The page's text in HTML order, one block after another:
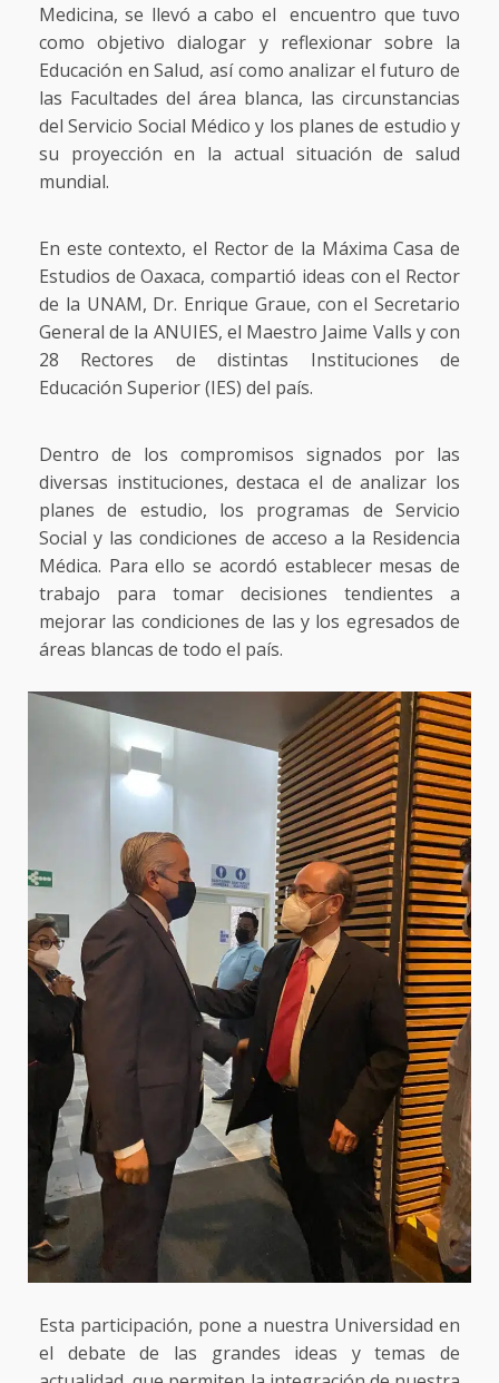
Medicina, se llevó a cabo el encuentro que tuvo
como objetivo dialogar y reflexionar sobre la
Educación en Salud, así como analizar el futuro de
las Facultades del área blanca, las circunstancias
del Servicio Social Médico y los planes de estudio y
su proyección en la actual situación de salud
mundial.
En este contexto, el Rector de la Máxima Casa de
Estudios de Oaxaca, compartió ideas con el Rector
de la UNAM, Dr. Enrique Graue, con el Secretario
General de la ANUIES, el Maestro Jaime Valls y con
28 Rectores de distintas Instituciones de
Educación Superior (IES) del país.
Dentro de los compromisos signados por las
diversas instituciones, destaca el de analizar los
planes de estudio, los programas de Servicio
Social y las condiciones de acceso a la Residencia
Médica. Para ello se acordó establecer mesas de
trabajo para tomar decisiones tendientes a
mejorar las condiciones de las y los egresados de
áreas blancas de todo el país.
Esta participación, pone a nuestra Universidad en
el debate de las grandes ideas y temas de